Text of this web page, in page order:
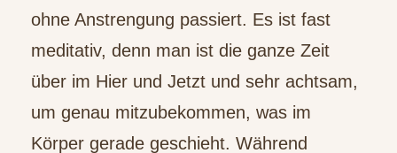
ohne Anstrengung passiert. Es ist fast
meditativ, denn man ist die ganze Zeit
über im Hier und Jetzt und sehr achtsam,
um genau mitzubekommen, was im
Körper gerade geschieht. Während